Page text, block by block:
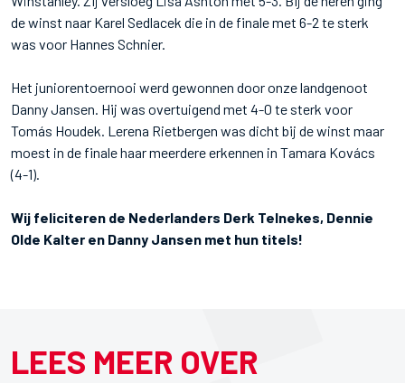
de winst naar Karel Sedlacek die in de finale met 6-2 te sterk
was voor Hannes Schnier.
Het juniorentoernooi werd gewonnen door onze landgenoot
Danny Jansen. Hij was overtuigend met 4-0 te sterk voor
Tomás Houdek. Lerena Rietbergen was dicht bij de winst maar
moest in de finale haar meerdere erkennen in Tamara Kovács
(4-1).
Wij feliciteren de Nederlanders Derk Telnekes, Dennie
Olde Kalter en Danny Jansen met hun titels!
LEES MEER OVER